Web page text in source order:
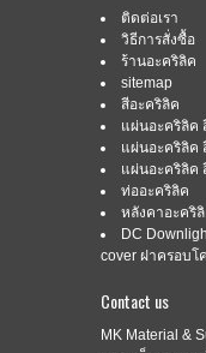
ติดต่อเรา
วิธีการสั่งซื้อ
ร้านอะคริลิค
sitemap
สีอะคริลิค
แผ่นอะคริลิค
แผ่นอะคริลิค
แผ่นอะคริลิค
ท่ออะคริลิค
หลังคาอะคริ
DC
cover ฝาครอบโ
Contact us
MK Material &